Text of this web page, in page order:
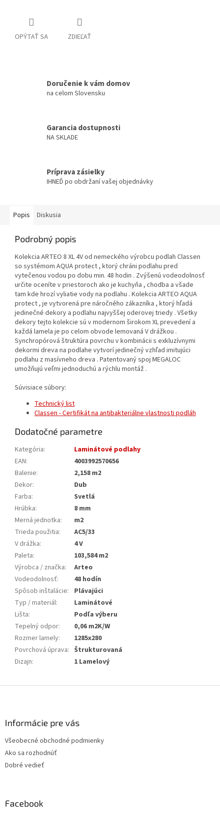
OPÝTAŤ SA ZDIEĽAŤ
Doručenie k vám domov
na celom Slovensku
Garancia dostupnosti
NA SKLADE
Príprava zásielky
IHNEĎ po obdržaní vašej objednávky
Popis Diskusia
Podrobný popis
Kolekcia ARTEO 8 XL 4V od nemeckého výrobcu podlah Classen
so systémom AQUA protect , ktorý chráni podlahu pred
vytečenou vodou po dobu min. 48 hodin . Zvýšenú vodeodolnosť
určite oceníte v priestoroch ako je kuchyňa , chodba a všade
tam kde hrozí vyliatie vody na podlahu . Kolekcia ARTEO AQUA
protect , je vytvorená pre náročného zákazníka , ktorý hľadá
jedinečné dekory a podlahu najvyššej oderovej triedy . Všetky
dekory tejto kolekcie sú v modernom širokom XL prevedení a
každá lamela je po celom obvode lemovaná V drážkou .
Synchropórová štruktúra povrchu v kombinácii s exkluzívnymi
dekormi dreva na podlahe vytvorí jedinečný vzhľad imitujúci
podlahu z masívneho dreva . Patentovaný spoj MEGALOC
umožňujú veľmi jednoduchú a rýchlu montáž .
Súvisiace súbory:
Technický list
Classen - Certifikát na antibakteriálne vlastnosti podláh
Dodatočné parametre
Kategória:
Laminátové podlahy
EAN:
4003992570656
Balenie:
2,158 m2
Dekor:
Dub
Farba:
Svetlá
Hrúbka:
8 mm
Merná jednotka:
m2
Trieda použitia:
AC5/33
V drážka:
4 V
Paleta:
103,584 m2
Výrobca / značka:
Arteo
Vodeodolnosť:
48 hodín
Spôsob inštalácie:
Plávajúci
Typ / materiál:
Laminátové
Lišta:
Podľa výberu
Tepelný odpor:
0,06 m2K/W
Rozmer lamely:
1285x280
Povrchová úprava: Štrukturovaná
Dizajn: 1 Lamelový
Informácie pre vás
Všeobecné obchodné podmienky
Ako sa rozhodnúť
Dobré vedieť
Facebook